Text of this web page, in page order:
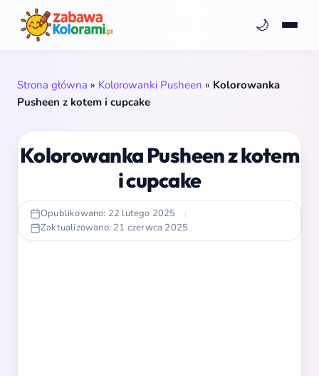
🌙
Strona główna » Kolorowanki Pusheen » Kolorowanka
Pusheen z kotem i cupcake
Kolorowanka Pusheen z kotem
i cupcake
Opublikowano: 22 lutego 2025
|
Zaktualizowano: 21 czerwca 2025